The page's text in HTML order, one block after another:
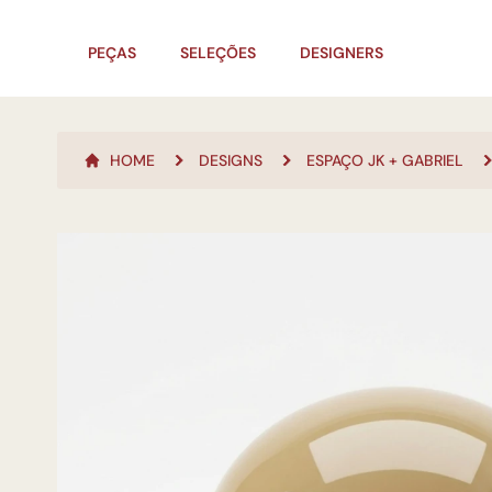
PEÇAS SELEÇÕES DESIGNERS
HOME DESIGNS ESPAÇO JK + GABRIEL